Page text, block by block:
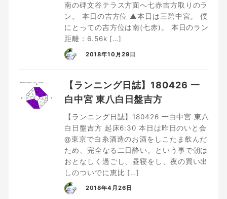
南の碑文谷テラス方面へ七赤吉方取りのラ
ン。 本日の吉方位 ▲本日は三碧中宮。 僕
にとっての吉方位は南(七赤)。 本日のラン
距離：6.56k […]
2018年10月29日
【ランニング日誌】180426 一
白中宮 東八白日盤吉方
【ランニング日誌】180426 一白中宮 東八
白日盤吉方 起床6:30 本日は昨日のいと会
@東京で白糸酒造のお酒をしこたま飲んだ
ため、完全なる二日酔い。という事で朝は
おとなしく過ごし、昼寝をし、夜の買い出
しのついでに恵比 […]
2018年4月26日